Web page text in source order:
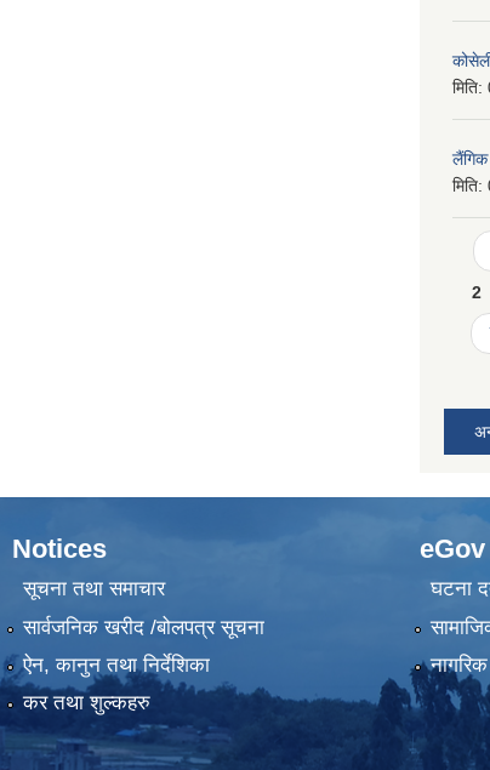
मिति:
लैंगिक
मिति:
2
Notices
सूचना तथा समाचार
सार्वजनिक खरीद /बोलपत्र सूचना
ऐन, कानुन तथा निर्देशिका
कर तथा शुल्कहरु
घटना